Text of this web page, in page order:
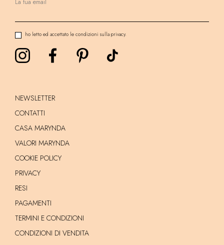
ho letto ed accettato le condizioni sulla privacy.
NEWSLETTER
CONTATTI
CASA MARYNDA
VALORI MARYNDA
COOKIE POLICY
PRIVACY
RESI
PAGAMENTI
TERMINI E CONDIZIONI
CONDIZIONI DI VENDITA